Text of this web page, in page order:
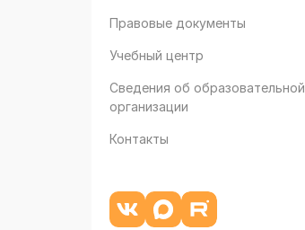
Правовые документы
Учебный центр
Сведения об образовательной
организации
Контакты